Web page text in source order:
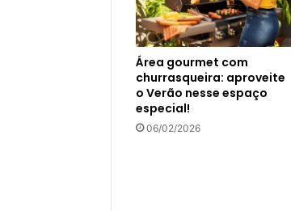
Área gourmet com
churrasqueira: aproveite
o Verão nesse espaço
especial!
06/02/2026